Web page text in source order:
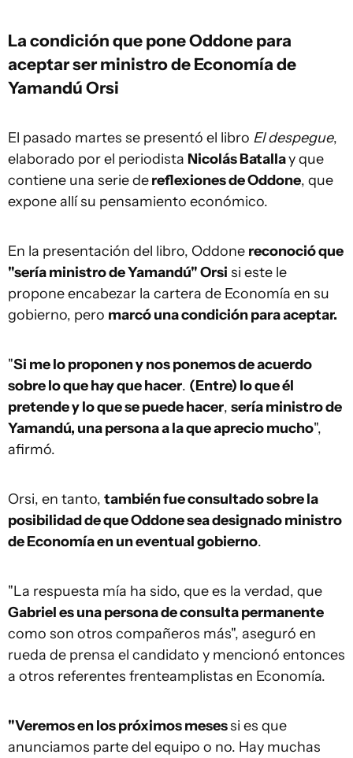
La condición que pone Oddone para
aceptar ser ministro de Economía de
Yamandú Orsi
El pasado martes se presentó el libro El despegue,
elaborado por el periodista Nicolás Batallay que
contiene una serie dereflexiones de Oddone, que
expone allí su pensamiento económico.
En la presentación del libro, Oddone reconoció que
"sería ministro de Yamandú" Orsi si este le
propone encabezar la cartera de Economía en su
gobierno, pero marcó una condición para aceptar.
"Si me lo proponen y nos ponemos de acuerdo
sobre lo que hay que hacer. (Entre) lo que él
pretende y lo que se puede hacer, sería ministro de
Yamandú, una persona a la que aprecio mucho",
afirmó.
Orsi, en tanto, también fue consultado sobre la
posibilidad de que Oddone sea designado ministro
de Economía en un eventual gobierno.
"La respuesta mía ha sido, que es la verdad, que
Gabriel es una persona de consulta permanente
como son otros compañeros más", aseguró en
rueda de prensa el candidato y mencionó entonces
a otros referentes frenteamplistas en Economía.
"Veremos en los próximos mesessi es que
anunciamos parte del equipo o no. Hay muchas